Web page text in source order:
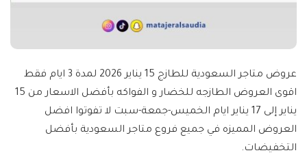
عروض متاجر السعودية للطازج 15 يناير 2026 لمدة 3 ايام فقط
اقوى العروض الطازجه للخضار و الفواكه بأفضل الاسعار من 15
يناير إلى 17 يناير ايام الخميس-جمعة-سبت لا تفوتوا افضل
العروض المميزه في جميع فروع متاجر السعودية بأفضل
التخفيضات.